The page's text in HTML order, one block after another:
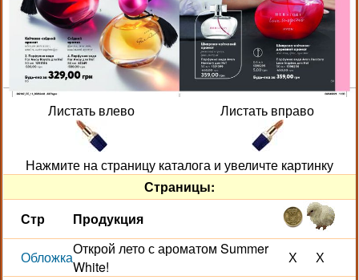
Листать влево Листать вправо
Нажмите на страницу каталога и увеличте картинку
Страницы:
Стр
Продукция
ОбложкаОткрой лето с ароматом Summer
White!
Х Х